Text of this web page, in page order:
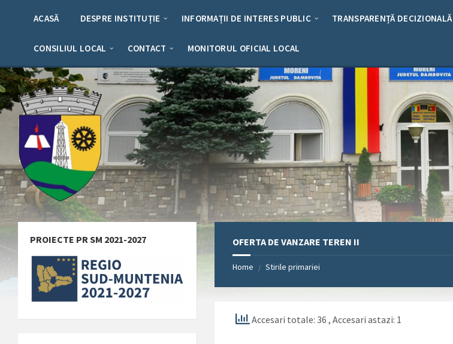
ACASĂ DESPRE INSTITUȚIE INFORMAȚII DE INTERES PUBLIC TRANSPARENȚĂ DECIZIONALĂ
CONSILIUL LOCAL CONTACT MONITORUL OFICIAL LOCAL
OFERTA DE VANZARE TEREN II
Home / Stirile primariei
Accesari totale: 36, Accesari astazi: 1
PROIECTE PR SM 2021-2027